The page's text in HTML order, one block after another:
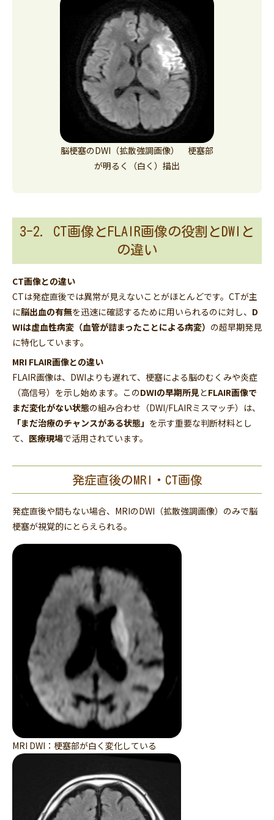
脳梗塞のDWI（拡散強調画像） 梗塞部
が明るく（白く）描出
3-2. CT画像とFLAIR画像の役割とDWIと
の違い
CT画像との違い
CTは発症直後では異常が見えないことがほとんどです。CTが主
に脳出血の有無を迅速に確認するために用いられるのに対し、 D
WIは虚血性病変（血管が詰まったことによる病変） の超早期発見
に特化しています。
MRI FLAIR画像との違い
FLAIR画像は、DWIよりも遅れて、梗塞による脳のむくみや炎症
（高信号）を示し始めます。このDWIの早期所見とFLAIR画像で
まだ変化がない状態の組み合わせ（DWI/FLAIRミスマッチ）は、
「まだ治療のチャンスがある状態」 を示す重要な判断材料とし
て、 医療現場で活用されています。
発症直後のMRI・CT画像
発症直後や間もない場合、MRIのDWI（拡散強調画像）のみで脳
梗塞が視覚的にとらえられる。
MRI DWI：梗塞部が白く変化している